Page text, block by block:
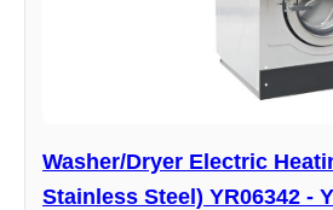
Washer/Dryer Electric
Stainless Steel) YR06342 -